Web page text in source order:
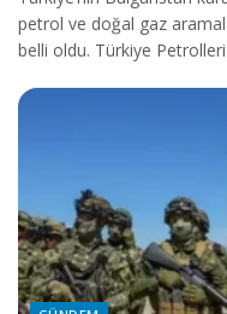
petrol ve doğal gaz
belli oldu. Türkiye